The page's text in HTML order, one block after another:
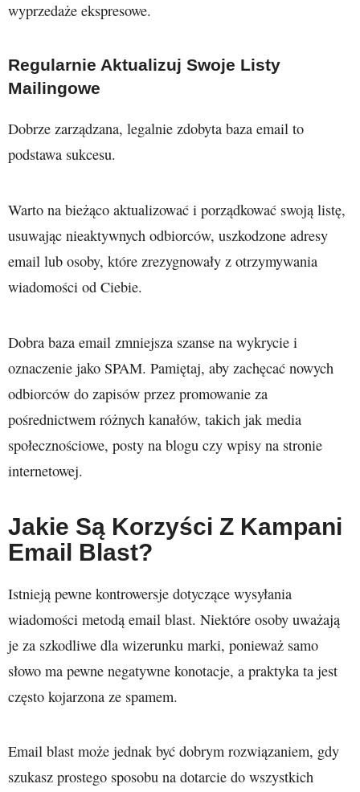
wyprzedaże ekspresowe.
Regularnie Aktualizuj Swoje Listy
Mailingowe
Dobrze zarządzana, legalnie zdobyta baza email to
podstawa sukcesu.
Warto na bieżąco aktualizować i porządkować swoją listę,
usuwając nieaktywnych odbiorców, uszkodzone adresy
email lub osoby, które zrezygnowały z otrzymywania
wiadomości od Ciebie.
Dobra baza email zmniejsza szanse na wykrycie i
oznaczenie jako SPAM. Pamiętaj, aby zachęcać nowych
odbiorców do zapisów przez promowanie za
pośrednictwem różnych kanałów, takich jak media
społecznościowe, posty na blogu czy wpisy na stronie
internetowej.
Jakie Są Korzyści Z Kampani
Email Blast?
Istnieją pewne kontrowersje dotyczące wysyłania
wiadomości metodą email blast. Niektóre osoby uważają
je za szkodliwe dla wizerunku marki, ponieważ samo
słowo ma pewne negatywne konotacje, a praktyka ta jest
często kojarzona ze spamem.
Email blast może jednak być dobrym rozwiązaniem, gdy
szukasz prostego sposobu na dotarcie do wszystkich